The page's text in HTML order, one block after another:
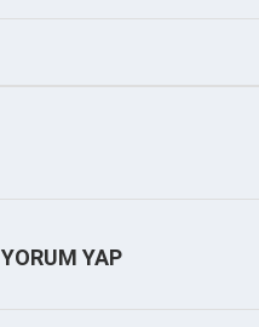
YORUM YAP